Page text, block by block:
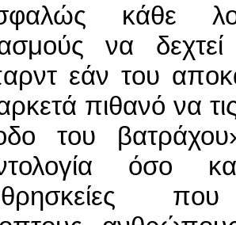
κάθε
να
εάν του
αρκετά πιθανό να
του
όσο